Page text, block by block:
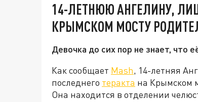
14-ЛЕТНЮЮ АНГЕЛИНУ,
КРЫМСКОМ МОСТУ
Девочка до сих пор не знает, что
Как сообщает Mash, 14-летняя
последнего теракта на Крымском
Она находится в отделении